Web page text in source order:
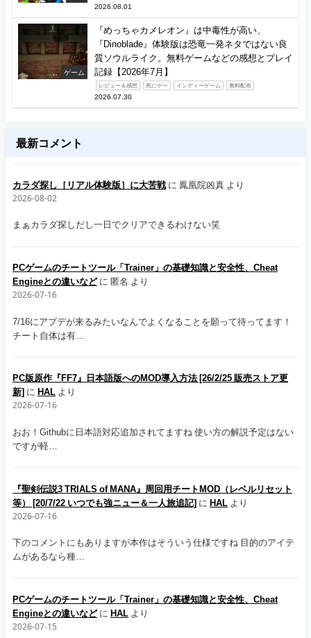
2026.08.01
ゲーム
『めっちゃカメレオン』は中毒性が高い、
『Dinoblade』体験版は恐竜一発ネタではない良
質ソウルライク。無料ゲームなどの感想とプレイ
記録【2026年7月】
レビュー＆感想 死にゲー インディーゲーム 無料配布
2026.07.30
最新コメント
カラダ探し［リアル体験版］に大苦戦 に 鳳凰院凶真 より
2026-08-02
まぁカラダ探しだし一日でクリアできるわけない笑
PCゲームのチートツール「Trainer」の基礎知識と安全性、Cheat
Engineとの違いなどに 匿名 より
2026-07-16
7/16にアプデが来るみたいなんでよくなることを願って待ってます！
チート自体は有…
PC版原作『FF7』日本語版へのMOD導入方法 [26/2/25 販売ストア更
新] に HAL より
2026-07-16
おお！Githubに日本語対応追加されてますね 使い方の解説予定はない
ですが軽…
『聖剣伝説3 TRIALS of MANA』周回用チートMOD（レベルリセット
等） [20/7/22 いつでも強ニュー＆一人旅追記] に HAL より
2026-07-16
下のコメントにもありますが本作はそういう仕様ですね 目的のアイテ
ムがあるなら種…
PCゲームのチートツール「Trainer」の基礎知識と安全性、Cheat
Engineとの違いなどに HAL より
2026-07-15